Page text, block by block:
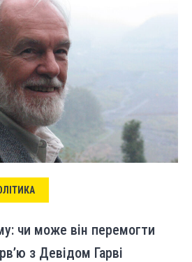
чи може він перемогти
з Девідом Гарві